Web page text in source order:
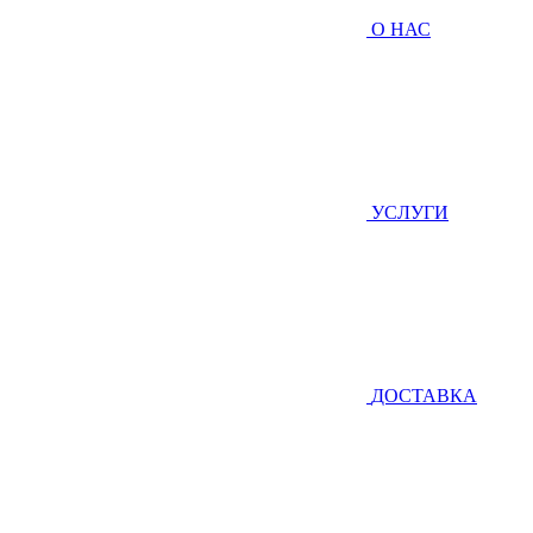
О НАС
УСЛУГИ
ДОСТАВКА